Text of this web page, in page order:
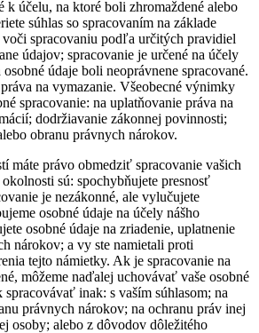
k účelu, na ktoré boli zhromaždené alebo
súhlas so spracovaním na základe
voči spracovaniu podľa určitých pravidiel
údajov; spracovanie je určené na účely
údaje boli neoprávnene spracované.
na vymazanie. Všeobecné výnimky
spracovanie: na uplatňovanie práva na
dodržiavanie zákonnej povinnosti;
obranu právnych nárokov.
máte právo obmedziť spracovanie vašich
sú: spochybňujete presnosť
je nezákonné, ale vylučujete
osobné údaje na účely nášho
osobné údaje na zriadenie, uplatnenie
nárokov; a vy ste namietali proti
tejto námietky. Ak je spracovanie na
môžeme naďalej uchovávať vaše osobné
inak: s vaším súhlasom; na
právnych nárokov; na ochranu práv inej
osoby; alebo z dôvodov dôležitého